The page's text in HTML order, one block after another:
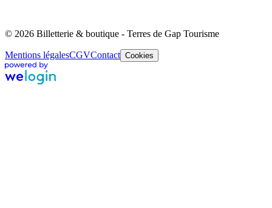
© 2026 Billetterie & boutique - Terres de Gap Tourisme
Mentions légalesCGVContact Cookies